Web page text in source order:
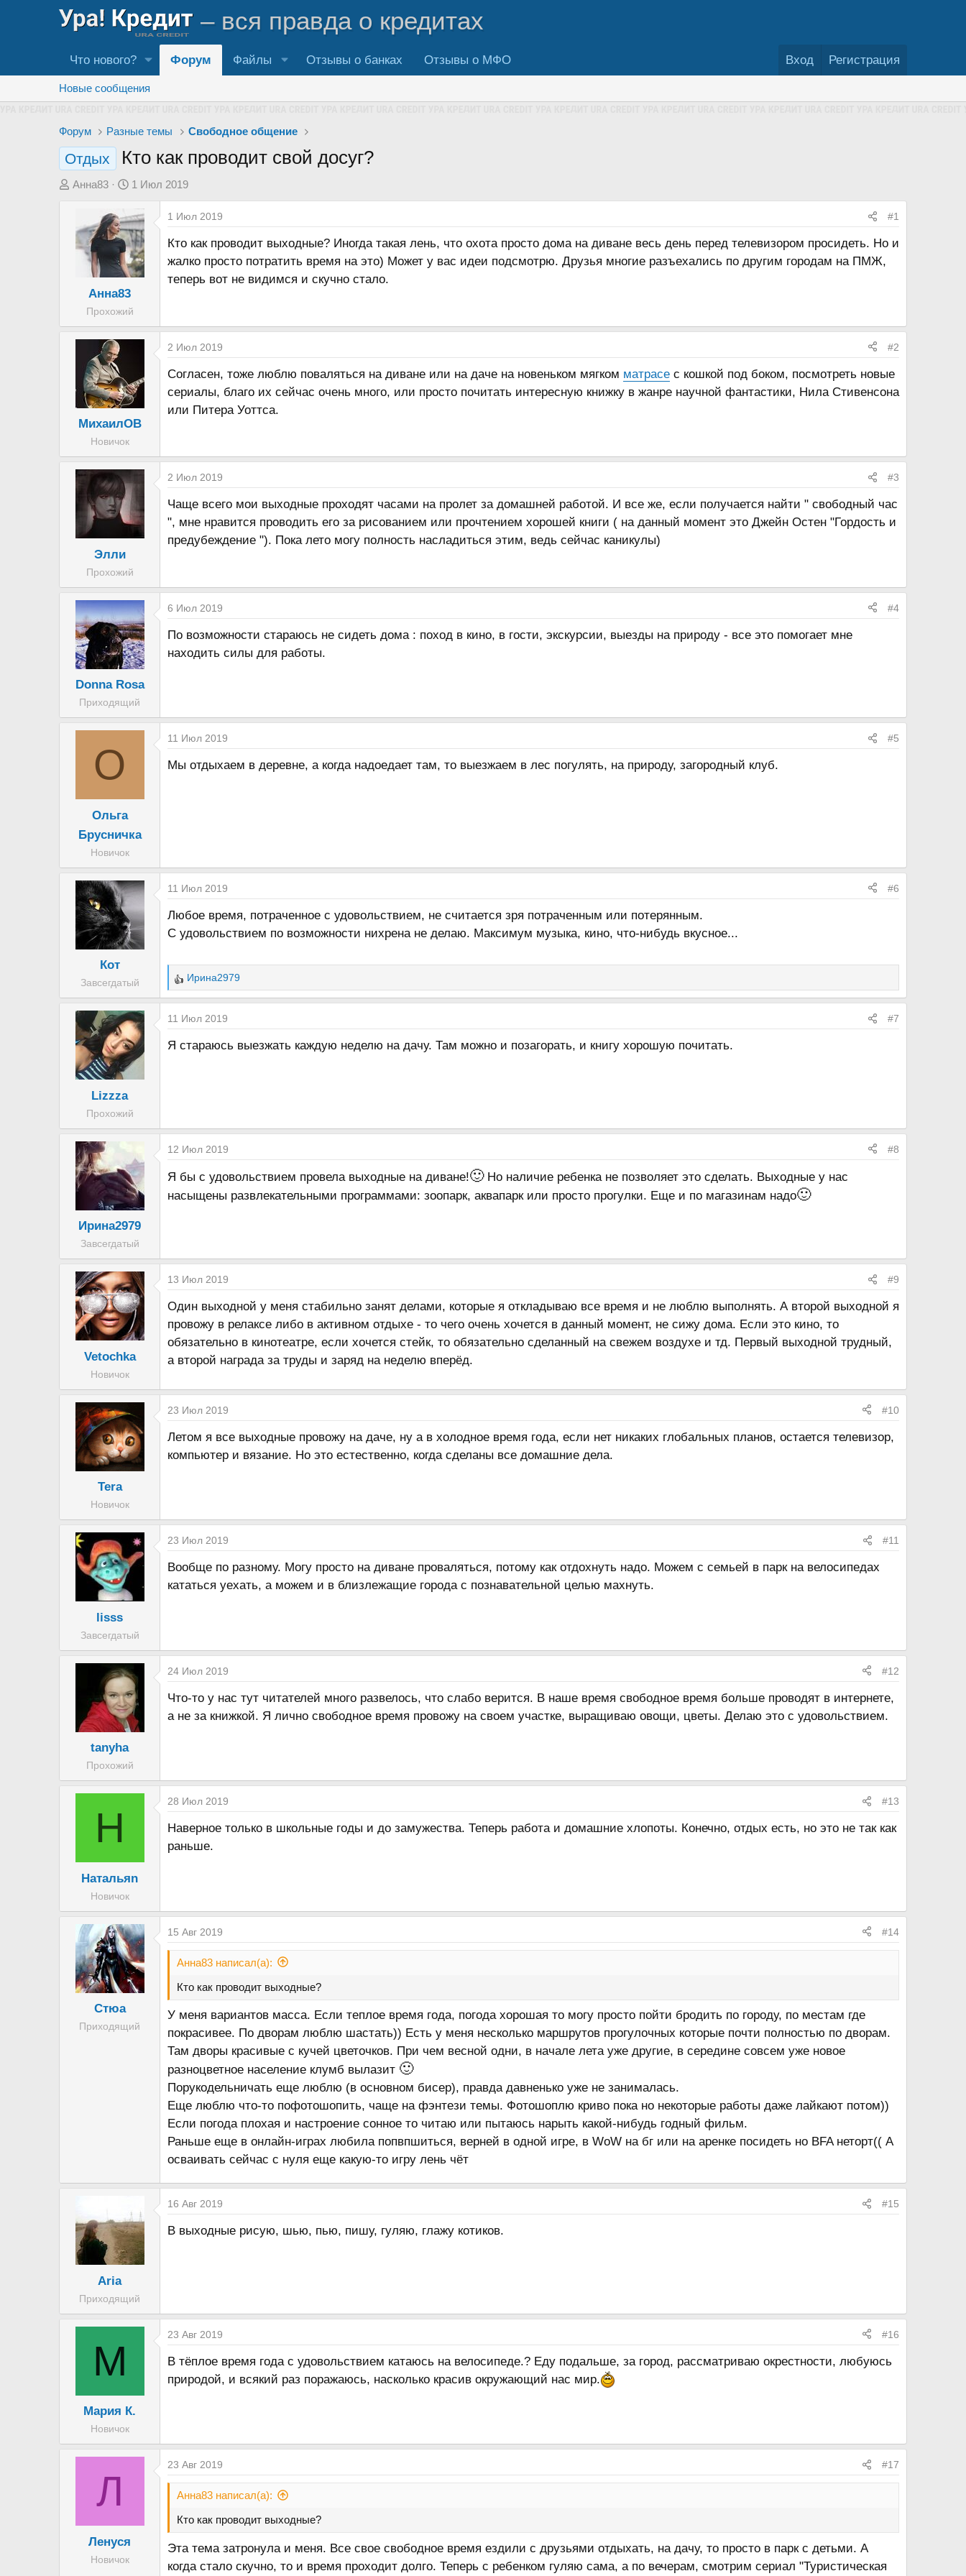
– вся правда о кредитах
Что нового? Форум Файлы Отзывы о банках Отзывы о МФО Вход Регистрация
Новые сообщения
Форум Разные темы Свободное общение
Отдых Кто как проводит свой досуг?
А
о
р
Анна83
Д
т
а
н
а
а
1 Июл 2019
Анна83
Прохожий
1 Июл 2019 #1
Кто как проводит выходные? Иногда такая лень, что охота просто дома на диване весь день перед телевизором просидеть. Но и
жалко просто потратить время на это) Может у вас идеи подсмотрю. Друзья многие разъехались по другим городам на ПМЖ,
теперь вот не видимся и скучно стало.
МихаилОВ
Новичок
2 Июл 2019 #2
Согласен, тоже люблю поваляться на диване или на даче на новеньком мягком матрасе с кошкой под боком, посмотреть новые
сериалы, благо их сейчас очень много, или просто почитать интересную книжку в жанре научной фантастики, Нила Стивенсона
или Питера Уоттса.
Элли
Прохожий
2 Июл 2019 #3
Чаще всего мои выходные проходят часами на пролет за домашней работой. И все же, если получается найти " свободный час
", мне нравится проводить его за рисованием или прочтением хорошей книги ( на данный момент это Джейн Остен "Гордость и
предубеждение "). Пока лето могу полность насладиться этим, ведь сейчас каникулы)
Donna Rosa
Приходящий
6 Июл 2019 #4
По возможности стараюсь не сидеть дома : поход в кино, в гости, экскурсии, выезды на природу - все это помогает мне
находить силы для работы.
О
Ольга
Брусничка
Новичок
11 Июл 2019 #5
Мы отдыхаем в деревне, а когда надоедает там, то выезжаем в лес погулять, на природу, загородный клуб.
Кот
Завсегдатый
11 Июл 2019 #6
Любое время, потраченное с удовольствием, не считается зря потраченным или потерянным.
С удовольствием по возможности нихрена не делаю. Максимум музыка, кино, что-нибудь вкусное...
Р
е
а
к
ц
Ирина2979
Lizzza
Прохожий
11 Июл 2019 #7
Я стараюсь выезжать каждую неделю на дачу. Там можно и позагорать, и книгу хорошую почитать.
Ирина2979
Завсегдатый
12 Июл 2019 #8
Я бы с удовольствием провела выходные на диване!🙂Но наличие ребенка не позволяет это сделать. Выходные у нас
насыщены развлекательными программами: зоопарк, аквапарк или просто прогулки. Еще и по магазинам надо🙂
Vetochka
Новичок
13 Июл 2019 #9
Один выходной у меня стабильно занят делами, которые я откладываю все время и не люблю выполнять. А второй выходной я
провожу в релаксе либо в активном отдыхе - то чего очень хочется в данный момент, не сижу дома. Если это кино, то
обязательно в кинотеатре, если хочется стейк, то обязательно сделанный на свежем воздухе и тд. Первый выходной трудный,
а второй награда за труды и заряд на неделю вперёд.
Tera
Новичок
23 Июл 2019 #10
Летом я все выходные провожу на даче, ну а в холодное время года, если нет никаких глобальных планов, остается телевизор,
компьютер и вязание. Но это естественно, когда сделаны все домашние дела.
lisss
Завсегдатый
23 Июл 2019 #11
Вообще по разному. Могу просто на диване проваляться, потому как отдохнуть надо. Можем с семьей в парк на велосипедах
кататься уехать, а можем и в близлежащие города с познавательной целью махнуть.
tanyha
Прохожий
24 Июл 2019 #12
Что-то у нас тут читателей много развелось, что слабо верится. В наше время свободное время больше проводят в интернете,
а не за книжкой. Я лично свободное время провожу на своем участке, выращиваю овощи, цветы. Делаю это с удовольствием.
Н
Натальяn
Новичок
28 Июл 2019 #13
Наверное только в школьные годы и до замужества. Теперь работа и домашние хлопоты. Конечно, отдых есть, но это не так как
раньше.
Стюа
Приходящий
15 Авг 2019 #14
Анна83 написал(а):
Кто как проводит выходные?
У меня вариантов масса. Если теплое время года, погода хорошая то могу просто пойти бродить по городу, по местам где
покрасивее. По дворам люблю шастать)) Есть у меня несколько маршрутов прогулочных которые почти полностью по дворам.
Там дворы красивые с кучей цветочков. При чем весной одни, в начале лета уже другие, в середине совсем уже новое
разноцветное население клумб вылазит 🙂
Порукодельничать еще люблю (в основном бисер), правда давненько уже не занималась.
Еще люблю что-то пофотошопить, чаще на фэнтези темы. Фотошоплю криво пока но некоторые работы даже лайкают потом))
Если погода плохая и настроение сонное то читаю или пытаюсь нарыть какой-нибудь годный фильм.
Раньше еще в онлайн-играх любила попвпшиться, верней в одной игре, в WoW на бг или на аренке посидеть но BFA неторт(( А
осваивать сейчас с нуля еще какую-то игру лень чёт
Aria
Приходящий
16 Авг 2019 #15
В выходные рисую, шью, пью, пишу, гуляю, глажу котиков.
М
Мария К.
Новичок
23 Авг 2019 #16
В тёплое время года с удовольствием катаюсь на велосипеде.? Еду подальше, за город, рассматриваю окрестности, любуюсь
природой, и всякий раз поражаюсь, насколько красив окружающий нас мир.
Л
Ленуся
Новичок
23 Авг 2019 #17
Анна83 написал(а):
Кто как проводит выходные?
Эта тема затронула и меня. Все свое свободное время ездили с друзьями отдыхать, на дачу, то просто в парк с детьми. А
когда стало скучно, то и время проходит долго. Теперь с ребенком гуляю сама, а по вечерам, смотрим сериал "Туристическая